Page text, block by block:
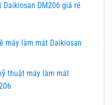
DM206 giá rẻ
máy làm mát Daikiosan
thuật máy làm mát